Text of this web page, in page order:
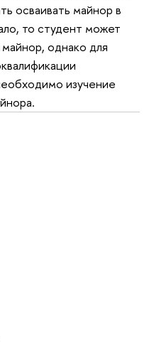
осваивать майнор в
то студент может
однако для
изучение